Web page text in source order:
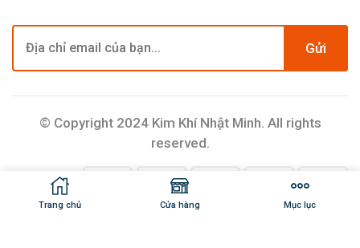
Trang chủ Cửa hàng Mục lục
Gửi
© Copyright 2024 Kim Khí Nhật Minh. All rights
reserved.